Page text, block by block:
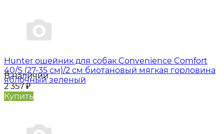
Hunter oшейник для собак Convenience Comfort
40/S (27-35 см)/2 см биотановый мягкая горловина
яблочный зеленый
В наличии
2 357₽
Купить